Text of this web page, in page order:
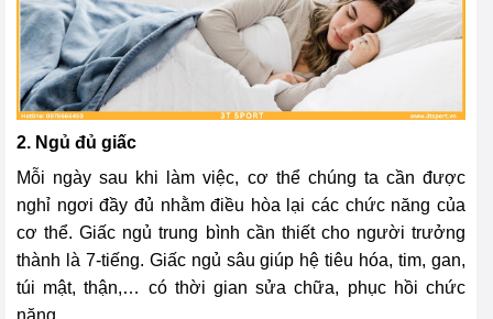
2. Ngủ đủ giấc
Mỗi ngày sau khi làm việc, cơ thể chúng ta cần được
nghỉ ngơi đầy đủ nhằm điều hòa lại các chức năng của
cơ thể. Giấc ngủ trung bình cần thiết cho người trưởng
thành là 7-tiếng. Giấc ngủ sâu giúp hệ tiêu hóa, tim, gan,
túi mật, thận,… có thời gian sửa chữa, phục hồi chức